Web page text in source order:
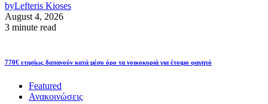
byLefteris Kioses
August 4, 2026
3 minute read
770€ ετησίως δαπανούν κατά μέσο όρο τα νοικοκυριά για έτοιμο φαγητό
Featured
Ανακοινώσεις